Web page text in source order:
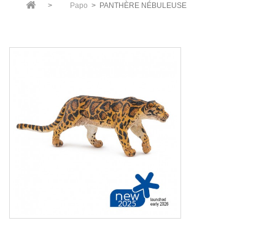
> Papo > PANTHÈRE NÉBULEUSE